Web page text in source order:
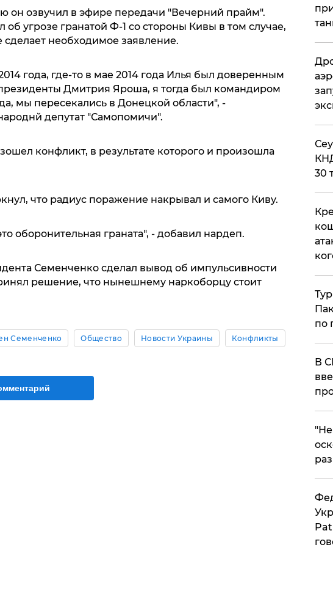
озвучил в эфире передачи "Вечерний прайм".
угрозе гранатой Ф-1 со стороны Кивы в том случае,
необходимое заявление.
года, где-то в мае 2014 года Илья был доверенным
Дмитрия Яроша, я тогда был командиром
мы пересекались в Донецкой области", -
депутат "Самопомичи".
конфликт, в результате которого и произошла
что радиус поражение накрывал и самого Киву.
оборонительная граната", - добавил нардеп.
Семенченко сделал вывод об импульсивности
решение, что нынешнему наркоборцу стоит
Семенченко Общество Новости Украины Конфликты
30
по
В